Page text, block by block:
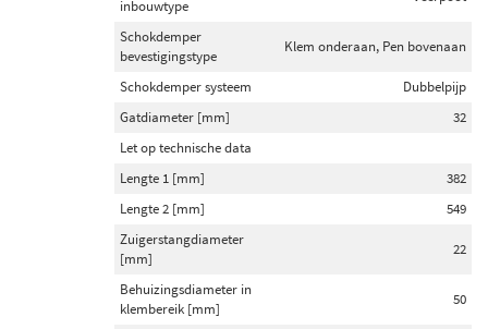
inbouwtype
Schokdemper
bevestigingstype
Klem onderaan, Pen bovenaan
Schokdemper systeem
Dubbelpijp
Gatdiameter [mm]
32
Let op technische data
Lengte 1 [mm]
382
Lengte 2 [mm]
549
Zuigerstangdiameter
[mm]
22
Behuizingsdiameter in
klembereik [mm]
50